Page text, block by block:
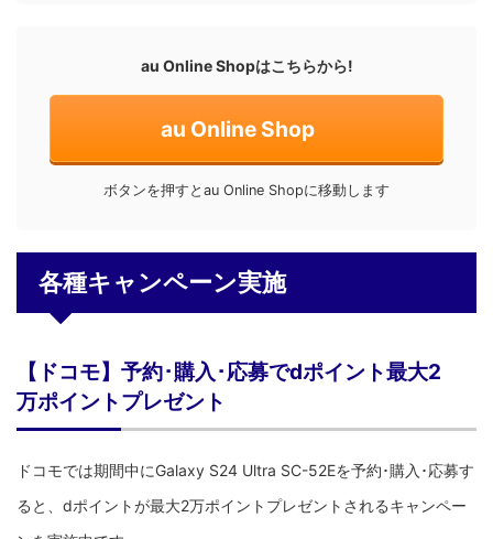
au Online Shopはこちらから!
au Online Shop
ボタンを押すとau Online Shopに移動します
各種キャンペーン実施
【ドコモ】予約･購入･応募でdポイント最大2
万ポイントプレゼント
ドコモでは期間中にGalaxy S24 Ultra SC-52Eを予約･購入･応募す
ると、dポイントが最大2万ポイントプレゼントされるキャンペー